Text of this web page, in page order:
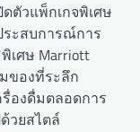
ตัวแพ็กเกจพิเศษ
ระสบการณ์การ
เศษ Marriott
ของที่ระลึก
องดื่มตลอดการ
วยสไตล์